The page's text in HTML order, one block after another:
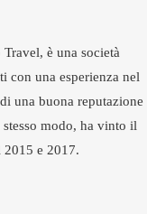
è una società
con una esperienza nel
una buona reputazione
modo, ha vinto il
2015 e 2017.